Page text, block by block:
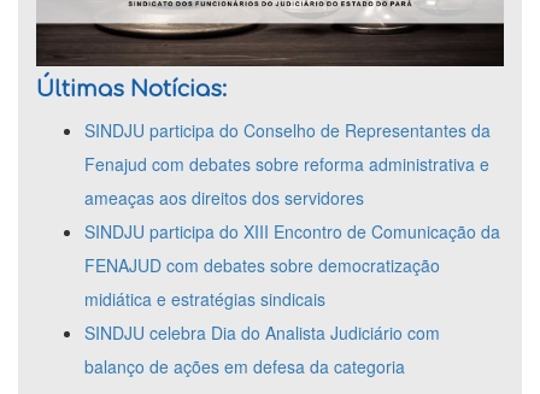
Últimas Notícias:
SINDJU participa do Conselho de Representantes da
Fenajud com debates sobre reforma administrativa e
ameaças aos direitos dos servidores
SINDJU participa do XIII Encontro de Comunicação da
FENAJUD com debates sobre democratização
midiática e estratégias sindicais
SINDJU celebra Dia do Analista Judiciário com
balanço de ações em defesa da categoria